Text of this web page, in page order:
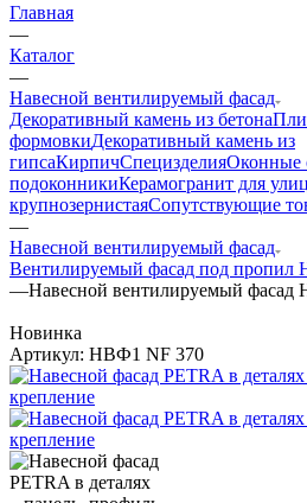
Главная
—
Каталог
—
Навесной вентилируемый фасад
Декоративный камень из бетона
формовкиДекоративный камень из
гипсаКирпичСпецизделияОконные
подоконникиКерамогранит для
крупнозернистаяСопутствующие
—
Навесной вентилируемый фасад
Вентилируемый фасад под пропил
—Навесной вентилируемый
Новинка
Артикул: НВФ1 NF 370